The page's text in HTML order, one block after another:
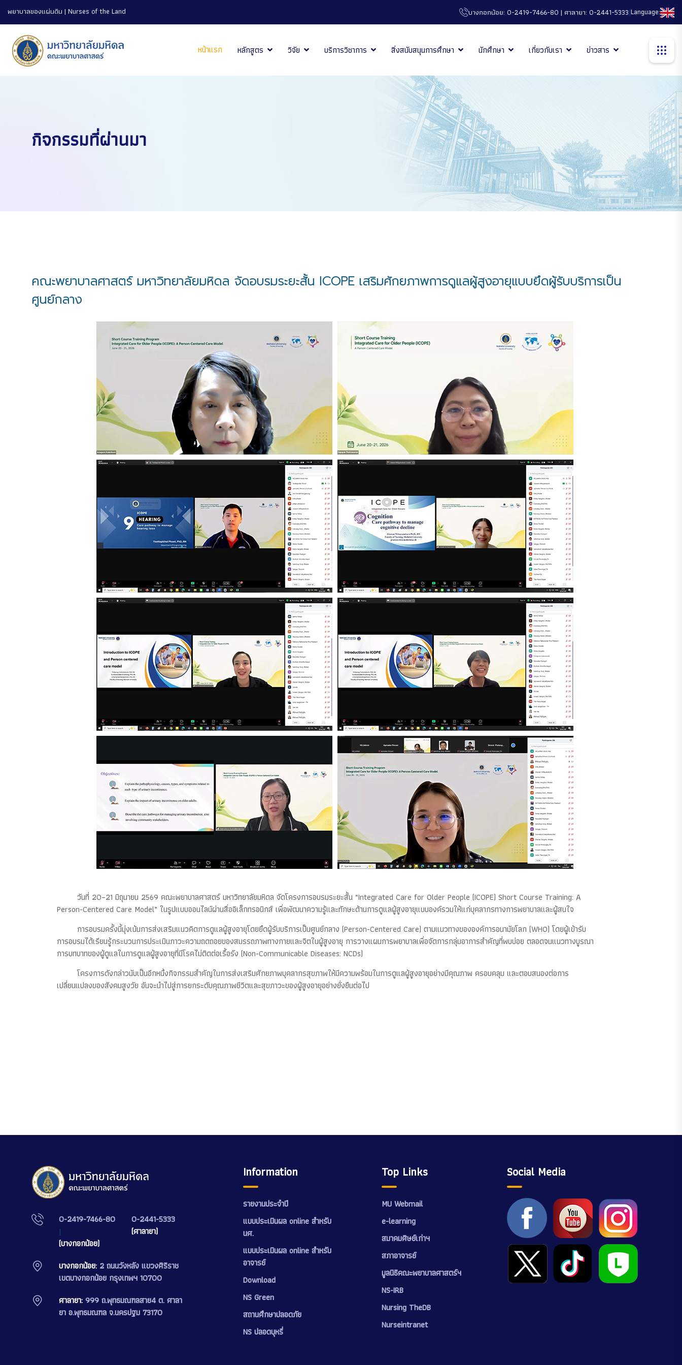
พยาบาลของแผ่นดิน | Nurses of the Land บางกอกน้อย: 0-2419-7466-80 | ศาลายา: 0-2441-5333|Language:
หน้าแรก หลักสูตร วิจัย บริการวิชาการ สิ่งสนับสนุนการศึกษา นักศึกษา เกี่ยวกับเรา ข่าวสาร
กิจกรรมที่ผ่านมา
คณะพยาบาลศาสตร์ มหาวิทยาลัยมหิดล จัดอบรมระยะสั้น ICOPE เสริมศักยภาพการดูแลผู้สูงอายุแบบยึดผู้รับบริการเป็น
ศูนย์กลาง
วันที่ 20–21 มิถุนายน 2569 คณะพยาบาลศาสตร์ มหาวิทยาลัยมหิดล จัดโครงการอบรมระยะสั้น “Integrated Care for Older People (ICOPE) Short Course Training: A
Person-Centered Care Model” ในรูปแบบออนไลน์ผ่านสื่ออิเล็กทรอนิกส์ เพื่อพัฒนาความรู้และทักษะด้านการดูแลผู้สูงอายุแบบองค์รวมให้แก่บุคลากรทางการพยาบาลและผู้สนใจ
การอบรมครั้งนี้มุ่งเน้นการส่งเสริมแนวคิดการดูแลผู้สูงอายุโดยยึดผู้รับบริการเป็นศูนย์กลาง (Person-Centered Care) ตามแนวทางขององค์การอนามัยโลก (WHO) โดยผู้เข้ารับ
การอบรมได้เรียนรู้กระบวนการประเมินภาวะความถดถอยของสมรรถภาพทางกายและจิตในผู้สูงอายุ การวางแผนการพยาบาลเพื่อจัดการกลุ่มอาการสำคัญที่พบบ่อย ตลอดจนแนวทางบูรณา
การบทบาทของผู้ดูแลในการดูแลผู้สูงอายุที่มีโรคไม่ติดต่อเรื้อรัง (Non-Communicable Diseases: NCDs)
โครงการดังกล่าวนับเป็นอีกหนึ่งกิจกรรมสำคัญในการส่งเสริมศักยภาพบุคลากรสุขภาพให้มีความพร้อมในการดูแลผู้สูงอายุอย่างมีคุณภาพ ครอบคลุม และตอบสนองต่อการ
เปลี่ยนแปลงของสังคมสูงวัย อันจะนำไปสู่การยกระดับคุณภาพชีวิตและสุขภาวะของผู้สูงอายุอย่างยั่งยืนต่อไป
0-2419-7466-80
|
(บางกอกน้อย)
0-2441-5333
(ศาลายา)
บางกอกน้อย: 2 ถนนวังหลัง แขวงศิริราช
เขตบางกอกน้อย กรุงเทพฯ 10700
ศาลายา: 999 ถ.พุทธมณฑลสาย4 ต. ศาลา
ยา อ.พุทธมณฑล จ.นครปฐม 73170
Information
รายงานประจำปี
แบบประเมินผล online สำหรับ
นศ.
แบบประเมินผล online สำหรับ
อาจารย์
Download
NS Green
สถานศึกษาปลอดภัย
NS ปลอดบุหรี่
Top Links
MU Webmail
e-learning
สมาคมศิษย์เก่าฯ
สภาอาจารย์
มูลนิธิคณะพยาบาลศาสตร์ฯ
NS-IRB
Nursing TheDB
Nurseintranet
Social Media